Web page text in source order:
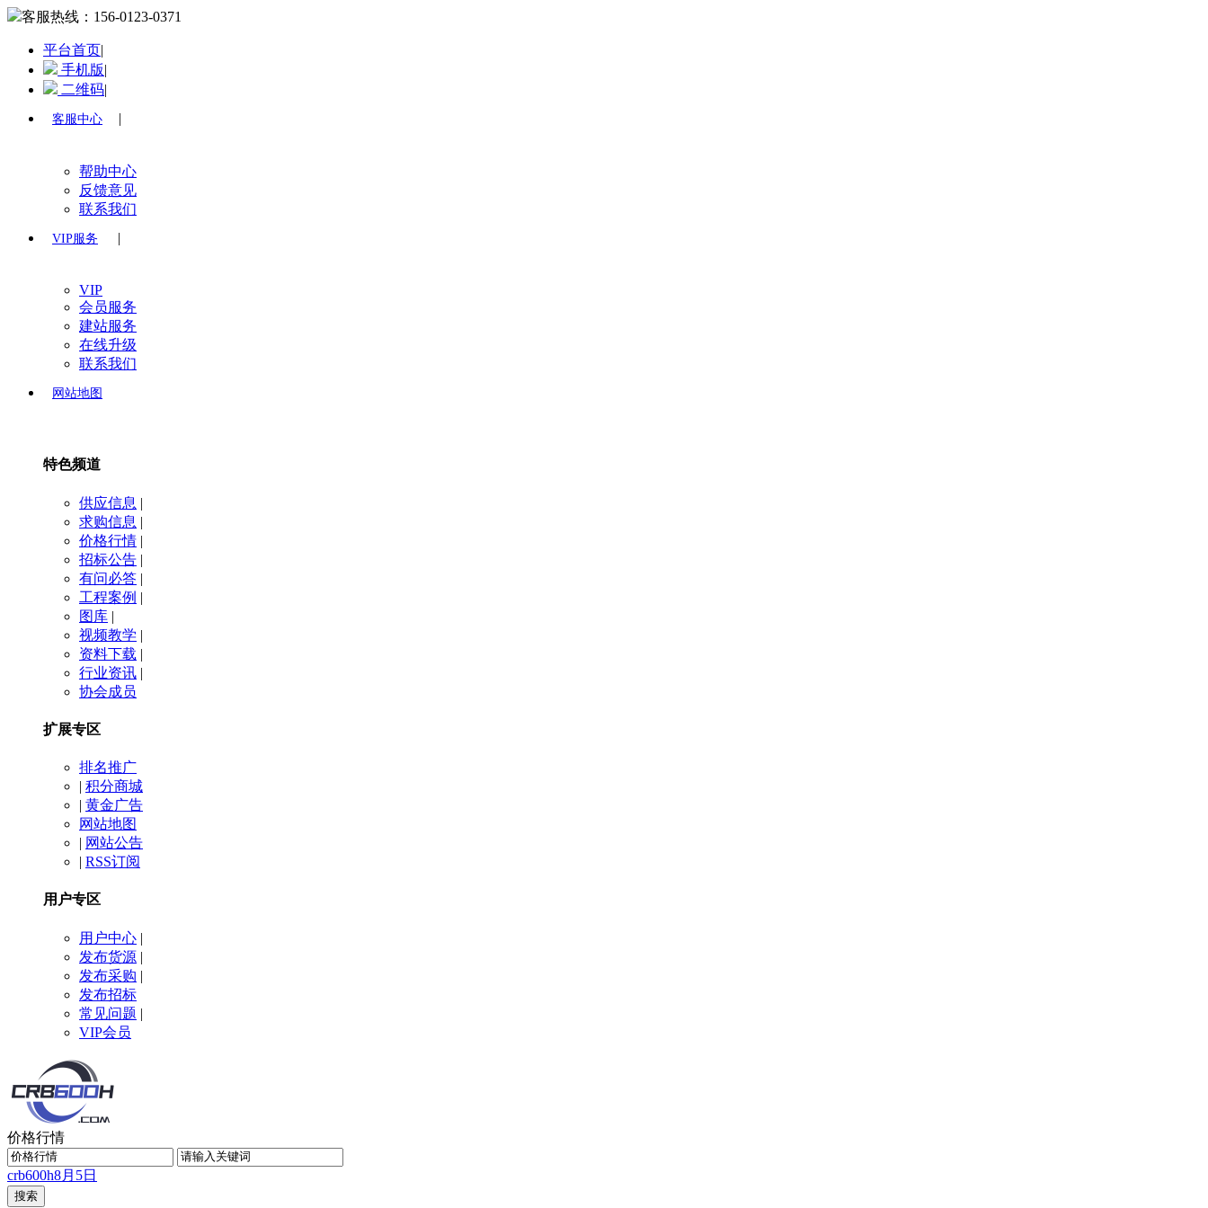
客服热线： 156-0123-0371
平台首页|
手机版|
二维码|
客服中心 |
帮助中心
反馈意见
联系我们
VIP服务 |
VIP
会员服务
建站服务
在线升级
联系我们
网站地图
特色频道
供应信息 |
求购信息 |
价格行情 |
招标公告 |
有问必答 |
工程案例 |
图库 |
视频教学 |
资料下载 |
行业资讯 |
协会成员
扩展专区
排名推广
| 积分商城
| 黄金广告
网站地图
| 网站公告
| RSS订阅
用户专区
用户中心 |
发布货源 |
发布采购 |
发布招标
常见问题 |
VIP会员
价格行情
crb600h8月5日